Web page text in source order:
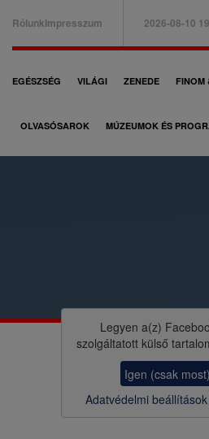
B
a
e
n
RólunkImpresszum 2026-08-10
F
ő
i
EGÉSZSÉG VILÁGI ZENEDE FINOM
OLVASÓSAROK MÚZEUMOK ÉS
o Legyen a(z)
szolgáltatott külső
Igen (csak most)
Adatvédelmi